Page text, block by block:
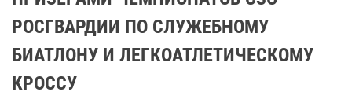
РОСГВАРДИИ ПО СЛУЖЕБНОМУ
БИАТЛОНУ И ЛЕГКОАТЛЕТИЧЕСКОМУ
КРОССУ